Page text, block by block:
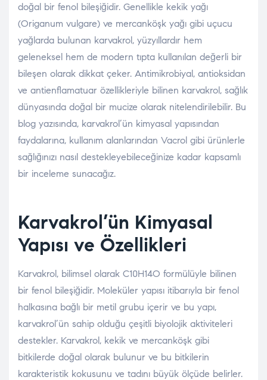
doğal bir fenol bileşiğidir. Genellikle kekik yağı
(Origanum vulgare) ve mercanköşk yağı gibi uçucu
yağlarda bulunan karvakrol, yüzyıllardır hem
geleneksel hem de modern tıpta kullanılan değerli bir
bileşen olarak dikkat çeker. Antimikrobiyal, antioksidan
ve antienflamatuar özellikleriyle bilinen karvakrol, sağlık
dünyasında doğal bir mucize olarak nitelendirilebilir. Bu
blog yazısında, karvakrol’ün kimyasal yapısından
faydalarına, kullanım alanlarından Vacrol gibi ürünlerle
sağlığınızı nasıl destekleyebileceğinize kadar kapsamlı
bir inceleme sunacağız.
Karvakrol’ün Kimyasal
Yapısı ve Özellikleri
Karvakrol, bilimsel olarak C10H14O formülüyle bilinen
bir fenol bileşiğidir. Moleküler yapısı itibarıyla bir fenol
halkasına bağlı bir metil grubu içerir ve bu yapı,
karvakrol’ün sahip olduğu çeşitli biyolojik aktiviteleri
destekler. Karvakrol, kekik ve mercanköşk gibi
bitkilerde doğal olarak bulunur ve bu bitkilerin
karakteristik kokusunu ve tadını büyük ölçüde belirler.